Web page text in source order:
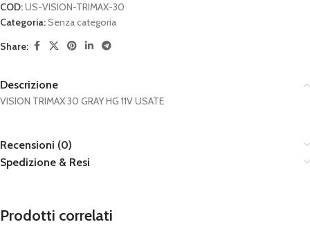
COD:US-VISION-TRIMAX-30
Categoria:Senza categoria
Share:
Descrizione
VISION TRIMAX 30 GRAY HG 11V USATE
Recensioni (0)
Spedizione & Resi
Prodotti correlati